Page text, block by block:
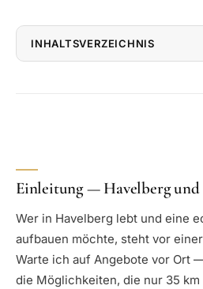
INHALTSVERZEICHNIS
Einleitung — Havelberg
Wer in Havelberg lebt und eine
aufbauen möchte, steht vor
Warte ich auf Angebote vor Ort
die Möglichkeiten, die nur 35